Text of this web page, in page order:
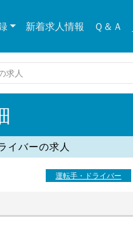
新着求人情報 Ｑ＆Ａ
求人
イバーの求人
運転手・ドライバー